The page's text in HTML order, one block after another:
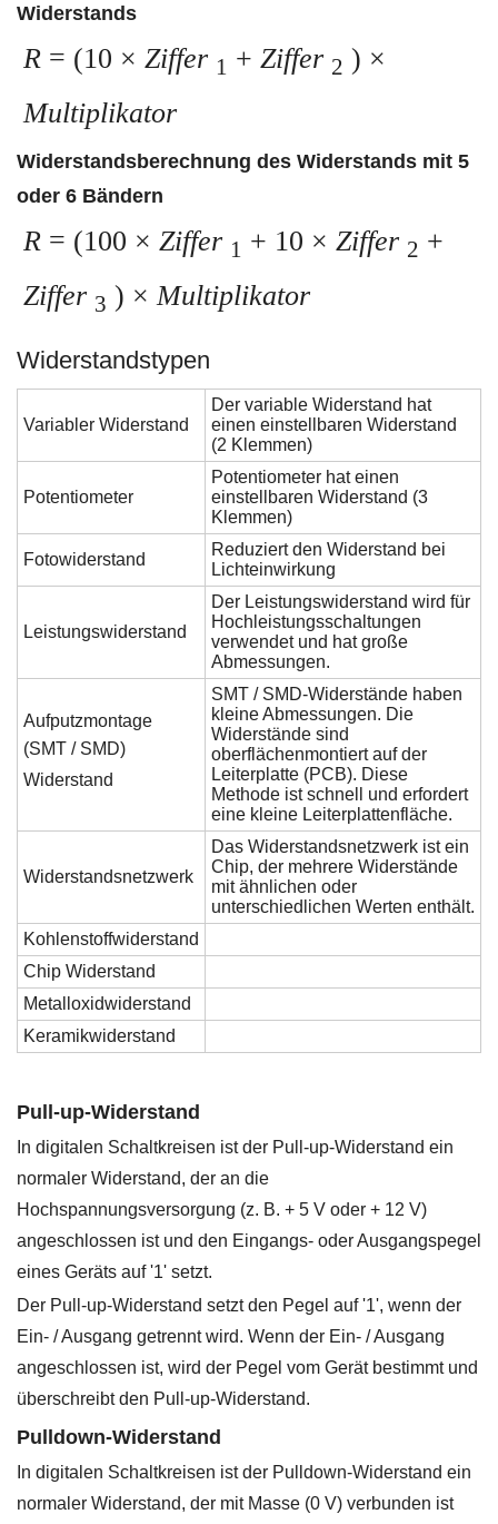
Widerstands
R = (10 × Ziffer 1 + Ziffer 2 ) ×
Multiplikator
Widerstandsberechnung des Widerstands mit 5
oder 6 Bändern
R = (100 × Ziffer 1 + 10 × Ziffer 2 +
Ziffer 3 ) ×Multiplikator
Widerstandstypen
Variabler Widerstand
Der variable Widerstand hat
einen einstellbaren Widerstand
(2 Klemmen)
Potentiometer
Potentiometer hat einen
einstellbaren Widerstand (3
Klemmen)
Fotowiderstand
Reduziert den Widerstand bei
Lichteinwirkung
Leistungswiderstand
Der Leistungswiderstand wird für
Hochleistungsschaltungen
verwendet und hat große
Abmessungen.
Aufputzmontage
(SMT / SMD)
Widerstand
SMT / SMD-Widerstände haben
kleine Abmessungen. Die
Widerstände sind
oberflächenmontiert auf der
Leiterplatte (PCB). Diese
Methode ist schnell und erfordert
eine kleine Leiterplattenfläche.
Widerstandsnetzwerk
Das Widerstandsnetzwerk ist ein
Chip, der mehrere Widerstände
mit ähnlichen oder
unterschiedlichen Werten enthält.
Kohlenstoffwiderstand
Chip Widerstand
Metalloxidwiderstand
Keramikwiderstand
Pull-up-Widerstand
In digitalen Schaltkreisen ist der Pull-up-Widerstand ein
normaler Widerstand, der an die
Hochspannungsversorgung (z. B. + 5 V oder + 12 V)
angeschlossen ist und den Eingangs- oder Ausgangspegel
eines Geräts auf '1' setzt.
Der Pull-up-Widerstand setzt den Pegel auf '1', wenn der
Ein- / Ausgang getrennt wird. Wenn der Ein- / Ausgang
angeschlossen ist, wird der Pegel vom Gerät bestimmt und
überschreibt den Pull-up-Widerstand.
Pulldown-Widerstand
In digitalen Schaltkreisen ist der Pulldown-Widerstand ein
normaler Widerstand, der mit Masse (0 V) verbunden ist